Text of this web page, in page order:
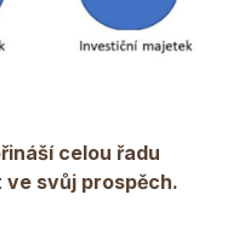
celou řadu
svůj prospěch.